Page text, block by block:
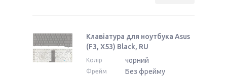
Клавіатура для ноутбука Asus
(F3, X53) Black, RU
Колір чорний
Фрейм Без фрейму